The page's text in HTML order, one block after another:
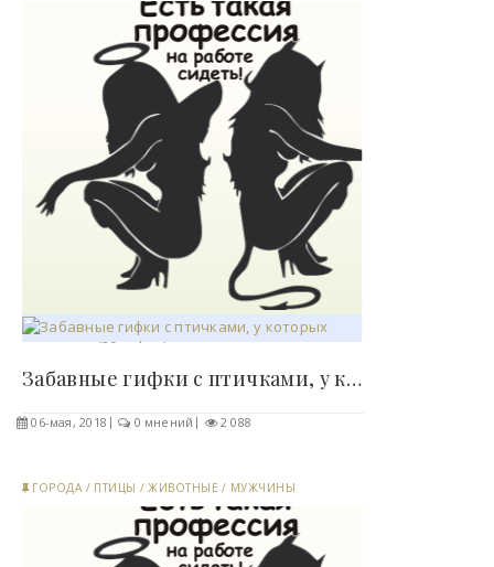
Забавные гифки с птичками, у которых есть руки..
06-мая, 2018 0 мнений 2 088
ГОРОДА / ПТИЦЫ /ЖИВОТНЫЕ / МУЖЧИНЫ